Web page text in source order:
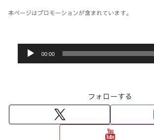
本ページはプロモーションが含まれています。
声
ヤ
00:00
フォローする